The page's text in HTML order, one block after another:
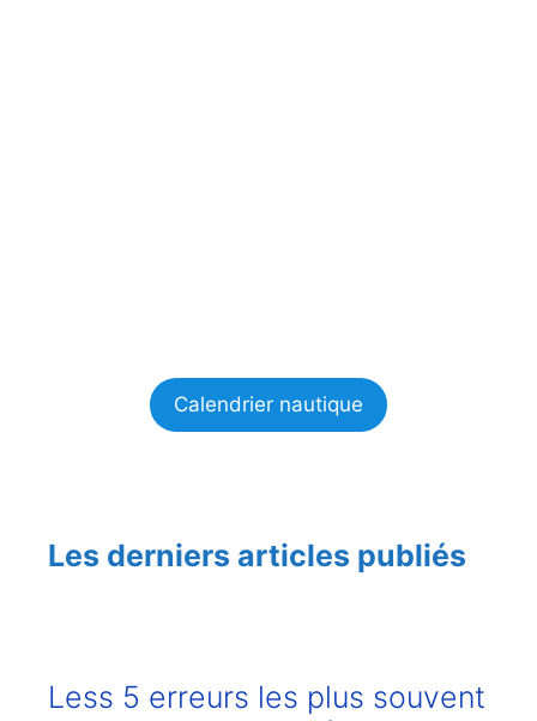
Calendrier nautique
Les derniers articles publiés
Less 5 erreurs les plus souvent